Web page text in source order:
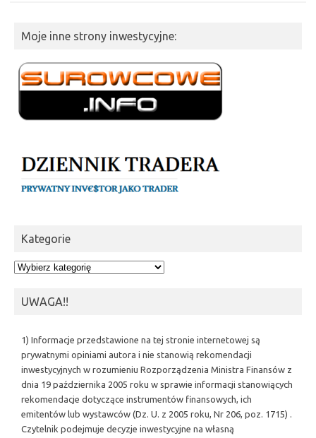
Moje inne strony inwestycyjne:
Kategorie
Kategorie
UWAGA!!
1) Informacje przedstawione na tej stronie internetowej są
prywatnymi opiniami autora i nie stanowią rekomendacji
inwestycyjnych w rozumieniu Rozporządzenia Ministra Finansów z
dnia 19 października 2005 roku w sprawie informacji stanowiących
rekomendacje dotyczące instrumentów finansowych, ich
emitentów lub wystawców (Dz. U. z 2005 roku, Nr 206, poz. 1715) .
Czytelnik podejmuje decyzje inwestycyjne na własną